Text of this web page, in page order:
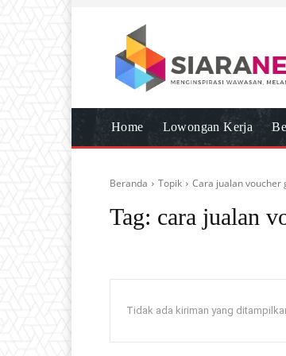
Home Lowongan Kerja
Beranda Topik Cara jualan voucher
Tag: cara jualan
Tidak ada kiriman yang